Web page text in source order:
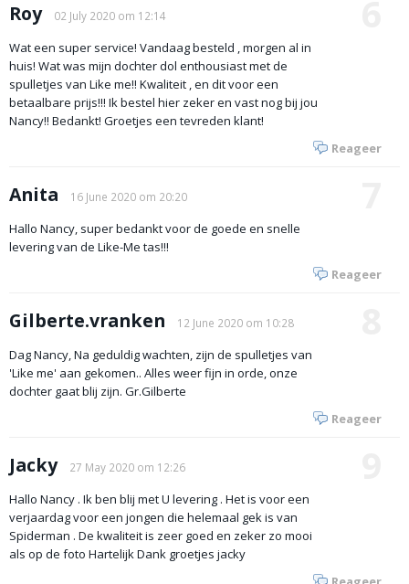
Roy 02 July 2020 om 12:14
Wat een super service! Vandaag besteld , morgen al in
huis! Wat was mijn dochter dol enthousiast met de
spulletjes van Like me!! Kwaliteit , en dit voor een
betaalbare prijs!!! Ik bestel hier zeker en vast nog bij jou
Nancy!! Bedankt! Groetjes een tevreden klant!
Reageer
Anita 16 June 2020 om 20:20
Hallo Nancy, super bedankt voor de goede en snelle
levering van de Like-Me tas!!!
Reageer
Gilberte.vranken 12 June 2020 om 10:28
Dag Nancy, Na geduldig wachten, zijn de spulletjes van
'Like me' aan gekomen.. Alles weer fijn in orde, onze
dochter gaat blij zijn. Gr.Gilberte
Reageer
Jacky 27 May 2020 om 12:26
Hallo Nancy . Ik ben blij met U levering . Het is voor een
verjaardag voor een jongen die helemaal gek is van
Spiderman . De kwaliteit is zeer goed en zeker zo mooi
als op de foto Hartelijk Dank groetjes jacky